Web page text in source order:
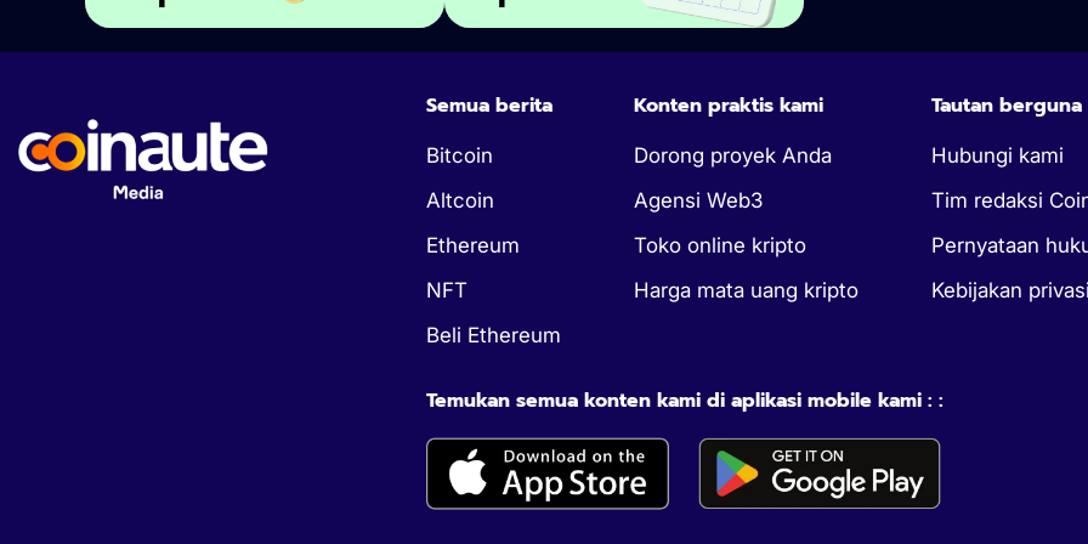
Semua berita
Bitcoin
Altcoin
Ethereum
NFT
Beli Ethereum
Konten praktis kami
Dorong proyek Anda
Agensi Web3
Toko online kripto
Harga mata uang kripto
Tautan berguna
Hubungi kami
Tim redaksi
Pernyataan
Kebijakan privasi
Temukan semua konten kami di aplikasi mobile kami : :